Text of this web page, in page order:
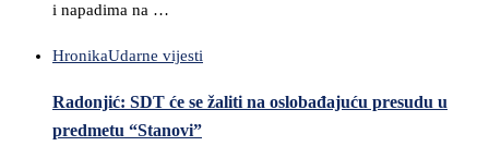
i napadima na …
HronikaUdarne vijesti
Radonjić: SDT će se žaliti na oslobađajuću presudu u
predmetu “Stanovi”